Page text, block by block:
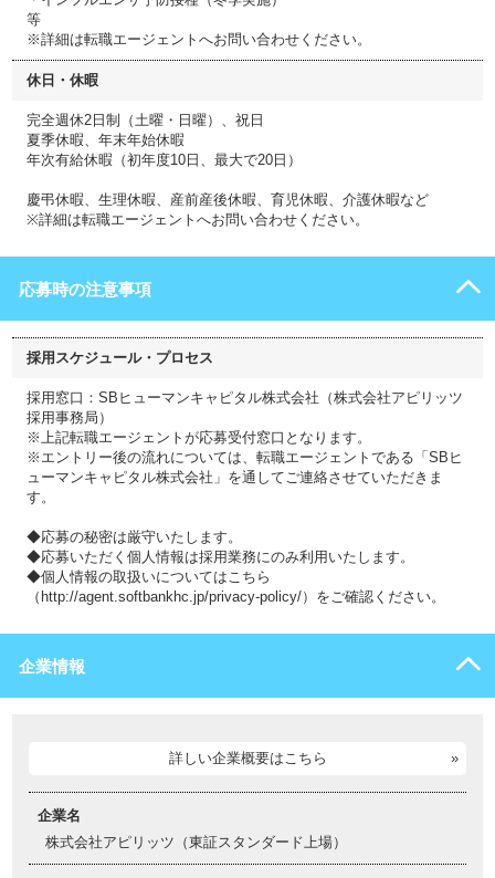
等
※詳細は転職エージェントへお問い合わせください。
休日・休暇
完全週休2日制（土曜・日曜）、祝日
夏季休暇、年末年始休暇
年次有給休暇（初年度10日、最大で20日）
慶弔休暇、生理休暇、産前産後休暇、育児休暇、介護休暇など
※詳細は転職エージェントへお問い合わせください。
応募時の注意事項
採用スケジュール・プロセス
採用窓口：SBヒューマンキャピタル株式会社（株式会社アピリッツ
採用事務局）
※上記転職エージェントが応募受付窓口となります。
※エントリー後の流れについては、転職エージェントである「SBヒ
ューマンキャピタル株式会社」を通してご連絡させていただきま
す。
◆応募の秘密は厳守いたします。
◆応募いただく個人情報は採用業務にのみ利用いたします。
◆個人情報の取扱いについてはこちら
（http://agent.softbankhc.jp/privacy-policy/）をご確認ください。
企業情報
詳しい企業概要はこちら
企業名
株式会社アピリッツ（東証スタンダード上場）